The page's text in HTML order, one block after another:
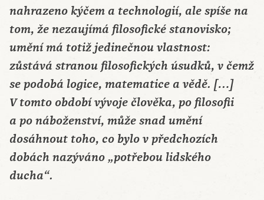
nahrazeno kýčem a technologií, ale spíše na
tom, že nezaujímá filosofické stanovisko;
umění má totiž jedinečnou vlastnost:
zůstává stranou filosofických úsudků, v čemž
se podobá logice, matematice a vědě. […]
V tomto období vývoje člověka, po filosofii
a po náboženství, může snad umění
dosáhnout toho, co bylo v předchozích
dobách nazýváno „potřebou lidského
ducha“.